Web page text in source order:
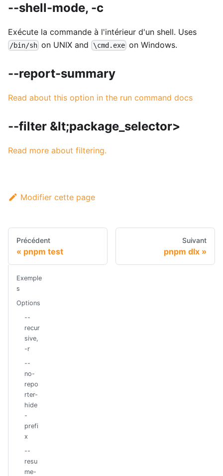
--shell-mode, -c
Exécute la commande à l'intérieur d'un shell. Uses
/bin/sh on UNIX and \cmd.exeon Windows.
--report-summary
Read about this option in the run command docs
--filter &lt;package_selector>
Read more about filtering.
Modifier cette page
Précédent
pnpm test
Suivant
pnpm dlx
Exemple
s
Options
--
recur
sive,
-r
--
no-
repo
rter-
hide
-
prefi
x
--
resu
me-